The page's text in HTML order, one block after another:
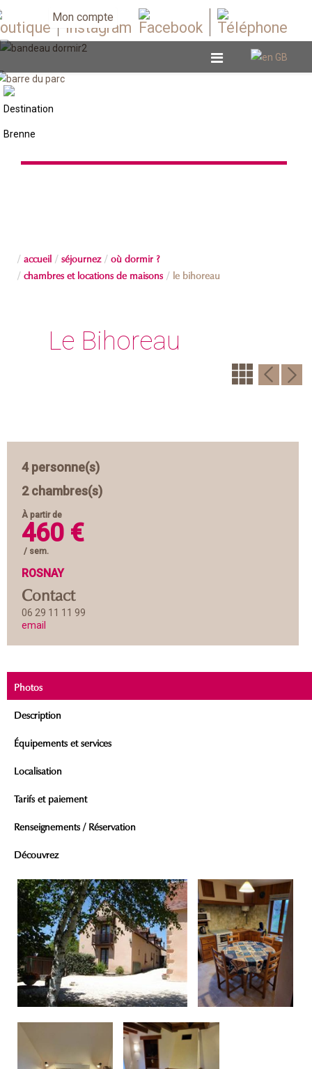
Mon compte
accueil séjournez où dormir ?
chambres et locations de maisons le bihoreau
Le Bihoreau
4 personne(s)
2 chambres(s)
À partir de
460 €
/ sem.
ROSNAY
Contact
06 29 11 11 99
email
Photos
Description
Équipements et services
Localisation
Tarifs et paiement
Renseignements / Réservation
Découvrez